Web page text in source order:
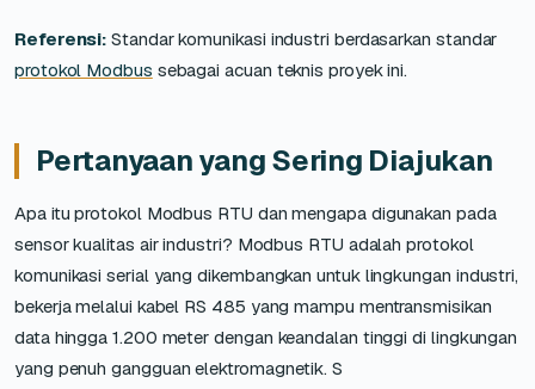
Referensi: Standar komunikasi industri berdasarkan standar
protokol Modbus sebagai acuan teknis proyek ini.
Pertanyaan yang Sering Diajukan
Apa itu protokol Modbus RTU dan mengapa digunakan pada
sensor kualitas air industri? Modbus RTU adalah protokol
komunikasi serial yang dikembangkan untuk lingkungan industri,
bekerja melalui kabel RS 485 yang mampu mentransmisikan
data hingga 1.200 meter dengan keandalan tinggi di lingkungan
yang penuh gangguan elektromagnetik. S